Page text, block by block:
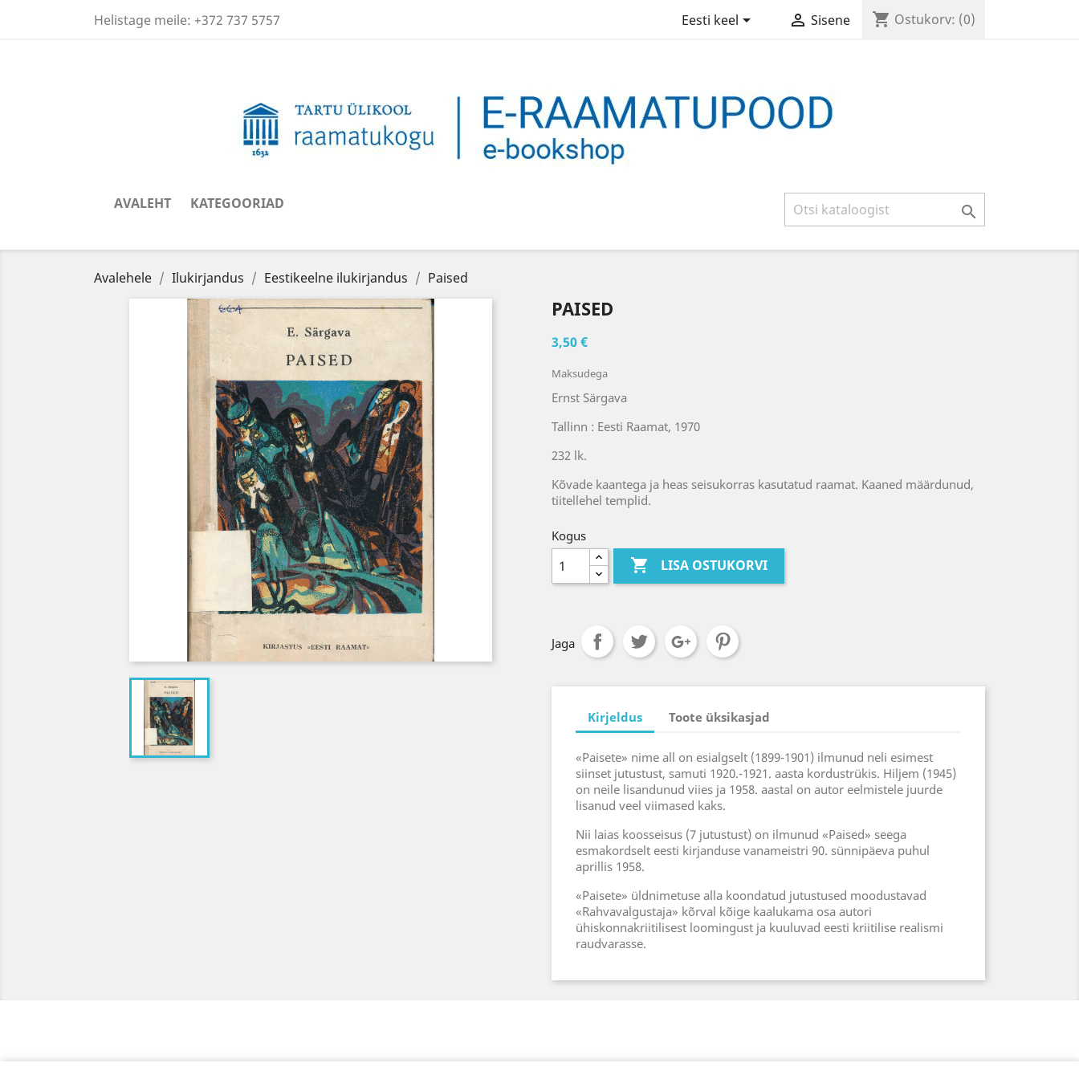
Helistage meile: +372 737 5757 Eesti keel  Sisene shopping_cart Ostukorv: (0)
AVALEHT KATEGOORIAD 
Avalehele Ilukirjandus Eestikeelne ilukirjandus Paised
PAISED
3,50 €
Maksudega
Ernst Särgava
Tallinn : Eesti Raamat, 1970
232 lk.
Kõvade kaantega ja heas seisukorras kasutatud raamat. Kaaned määrdunud,
tiitellehel templid.
Kogus
 LISA OSTUKORVI
Jaga
Kirjeldus Toote üksikasjad
«Paisete» nime all on esialgselt (1899-1901) ilmunud neli esimest
siinset jutustust, samuti 1920.-1921. aasta kordustrükis. Hiljem (1945)
on neile lisandunud viies ja 1958. aastal on autor eelmistele juurde
lisanud veel viimased kaks.
Nii laias koosseisus (7 jutustust) on ilmunud «Paised» seega
esmakordselt eesti kirjanduse vanameistri 90. sünnipäeva puhul
aprillis 1958.
«Paisete» üldnimetuse alla koondatud jutustused moodustavad
«Rahvavalgustaja» kõrval kõige kaalukama osa autori
ühiskonnakriitilisest loomingust ja kuuluvad eesti kriitilise realismi
raudvarasse.